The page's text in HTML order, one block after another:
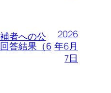
者への公
答結果（6
2026
年6月
7日